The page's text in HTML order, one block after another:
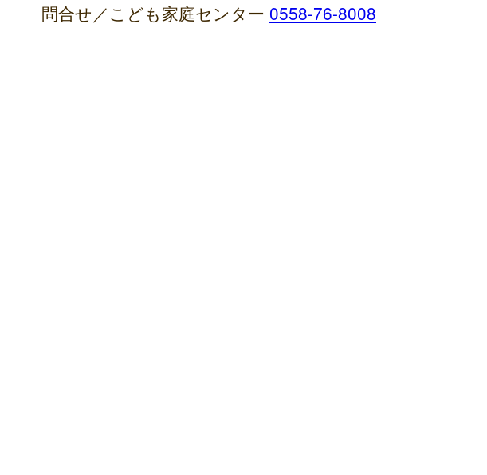
問合せ／こども家庭センター 0558-76-8008